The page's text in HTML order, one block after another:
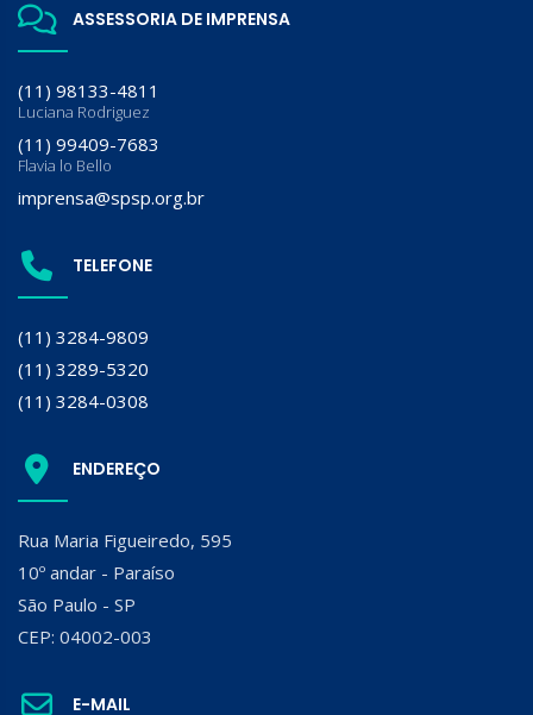
ASSESSORIA DE IMPRENSA
(11) 98133-4811
Luciana Rodriguez
(11) 99409-7683
Flavia lo Bello
imprensa@spsp.org.br
TELEFONE
(11) 3284-9809
(11) 3289-5320
(11) 3284-0308
ENDEREÇO
Rua Maria Figueiredo, 595
10º andar - Paraíso
São Paulo - SP
CEP: 04002-003
E-MAIL